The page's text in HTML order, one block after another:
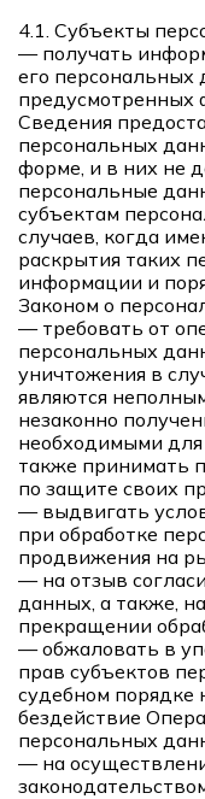
4.1. Субъекты
— получать
его персональных
предусмотренных
Сведения
персональных
форме, и в них не
персональные
субъектам
случаев, когда
раскрытия таких
информации и
Законом о
— требовать от
персональных
уничтожения в
являются
незаконно
необходимыми для
также принимать
по защите своих
— выдвигать
при обработке
продвижения на
— на отзыв
данных, а также,
прекращении
— обжаловать в
прав субъектов
судебном порядке
бездействие
персональных
— на